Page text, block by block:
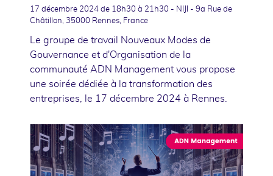
17 décembre 2024 de 18h30 à 21h30 - NIJI - 9a Rue de
Châtillon, 35000 Rennes, France
Le groupe de travail Nouveaux Modes de
Gouvernance et d'Organisation de la
communauté ADN Management vous propose
une soirée dédiée à la transformation des
entreprises, le 17 décembre 2024 à Rennes.